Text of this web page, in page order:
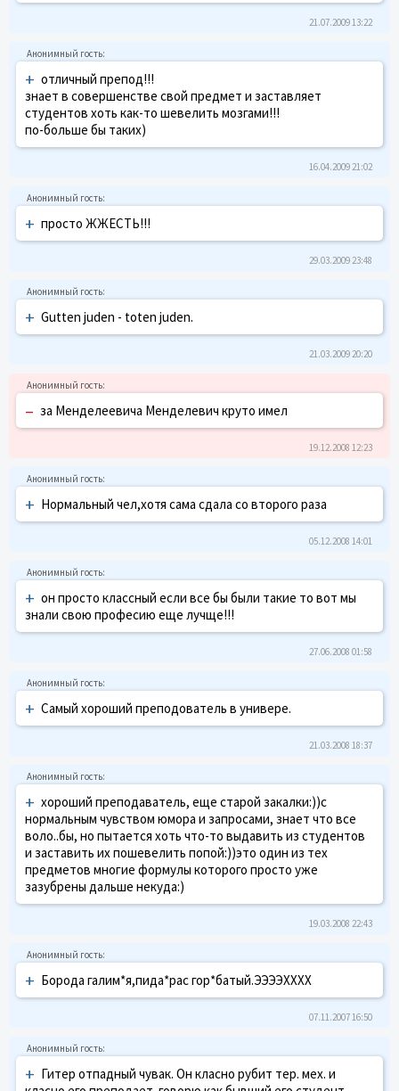
21.07.2009 13:22
+ отличный препод!!!
знает в совершенстве свой предмет и заставляет
студентов хоть как-то шевелить мозгами!!!
по-больше бы таких)
16.04.2009 21:02
+ просто ЖЖЕСТЬ!!!
29.03.2009 23:48
+ Gutten juden - toten juden.
21.03.2009 20:20
– за Менделеевича Менделевич круто имел
19.12.2008 12:23
+ Нормальный чел,хотя сама сдала со второго раза
05.12.2008 14:01
+ он просто классный если все бы были такие то вот мы
знали свою професию еще лучще!!!
27.06.2008 01:58
+ Самый хороший преподователь в универе.
21.03.2008 18:37
+ хороший преподаватель, еще старой закалки:))с
нормальным чувством юмора и запросами, знает что все
воло..бы, но пытается хоть что-то выдавить из студентов
и заставить их пошевелить попой:))это один из тех
предметов многие формулы которого просто уже
зазубрены дальше некуда:)
19.03.2008 22:43
+ Борода галим*я,пида*рас гор*батый.ЭЭЭЭХХХХ
07.11.2007 16:50
+ Гитер отпадный чувак. Он класно рубит тер. мех. и